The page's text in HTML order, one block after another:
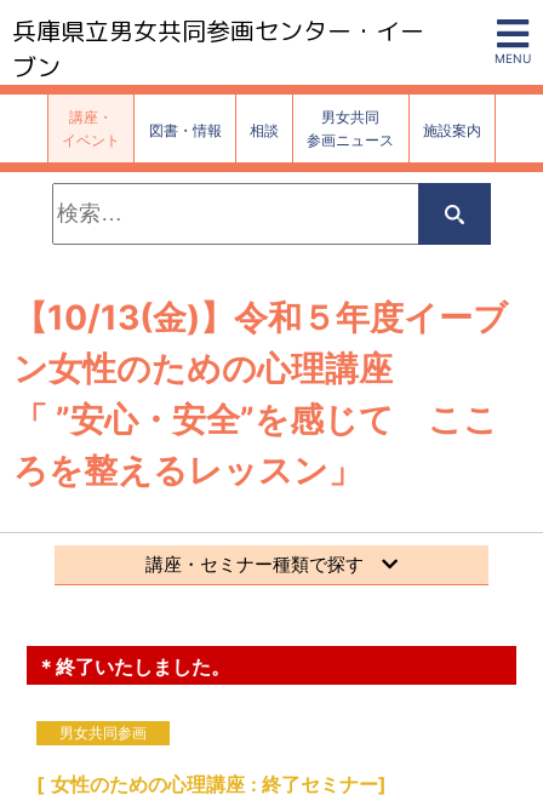
兵庫県立男女共同参画センター・イー
ブン
MENU
講座・
イベント
図書・情報 相談
男女共同
参画ニュース
施設案内
索:
検
索
【10/13(金)】令和５年度イーブ
ン女性のための心理講座
「 ”安心・安全”を感じて ここ
ろを整えるレッスン」
講座・セミナー種類で探す
＊終了いたしました。
男女共同参画
[ 女性のための心理講座 終了セミナー]